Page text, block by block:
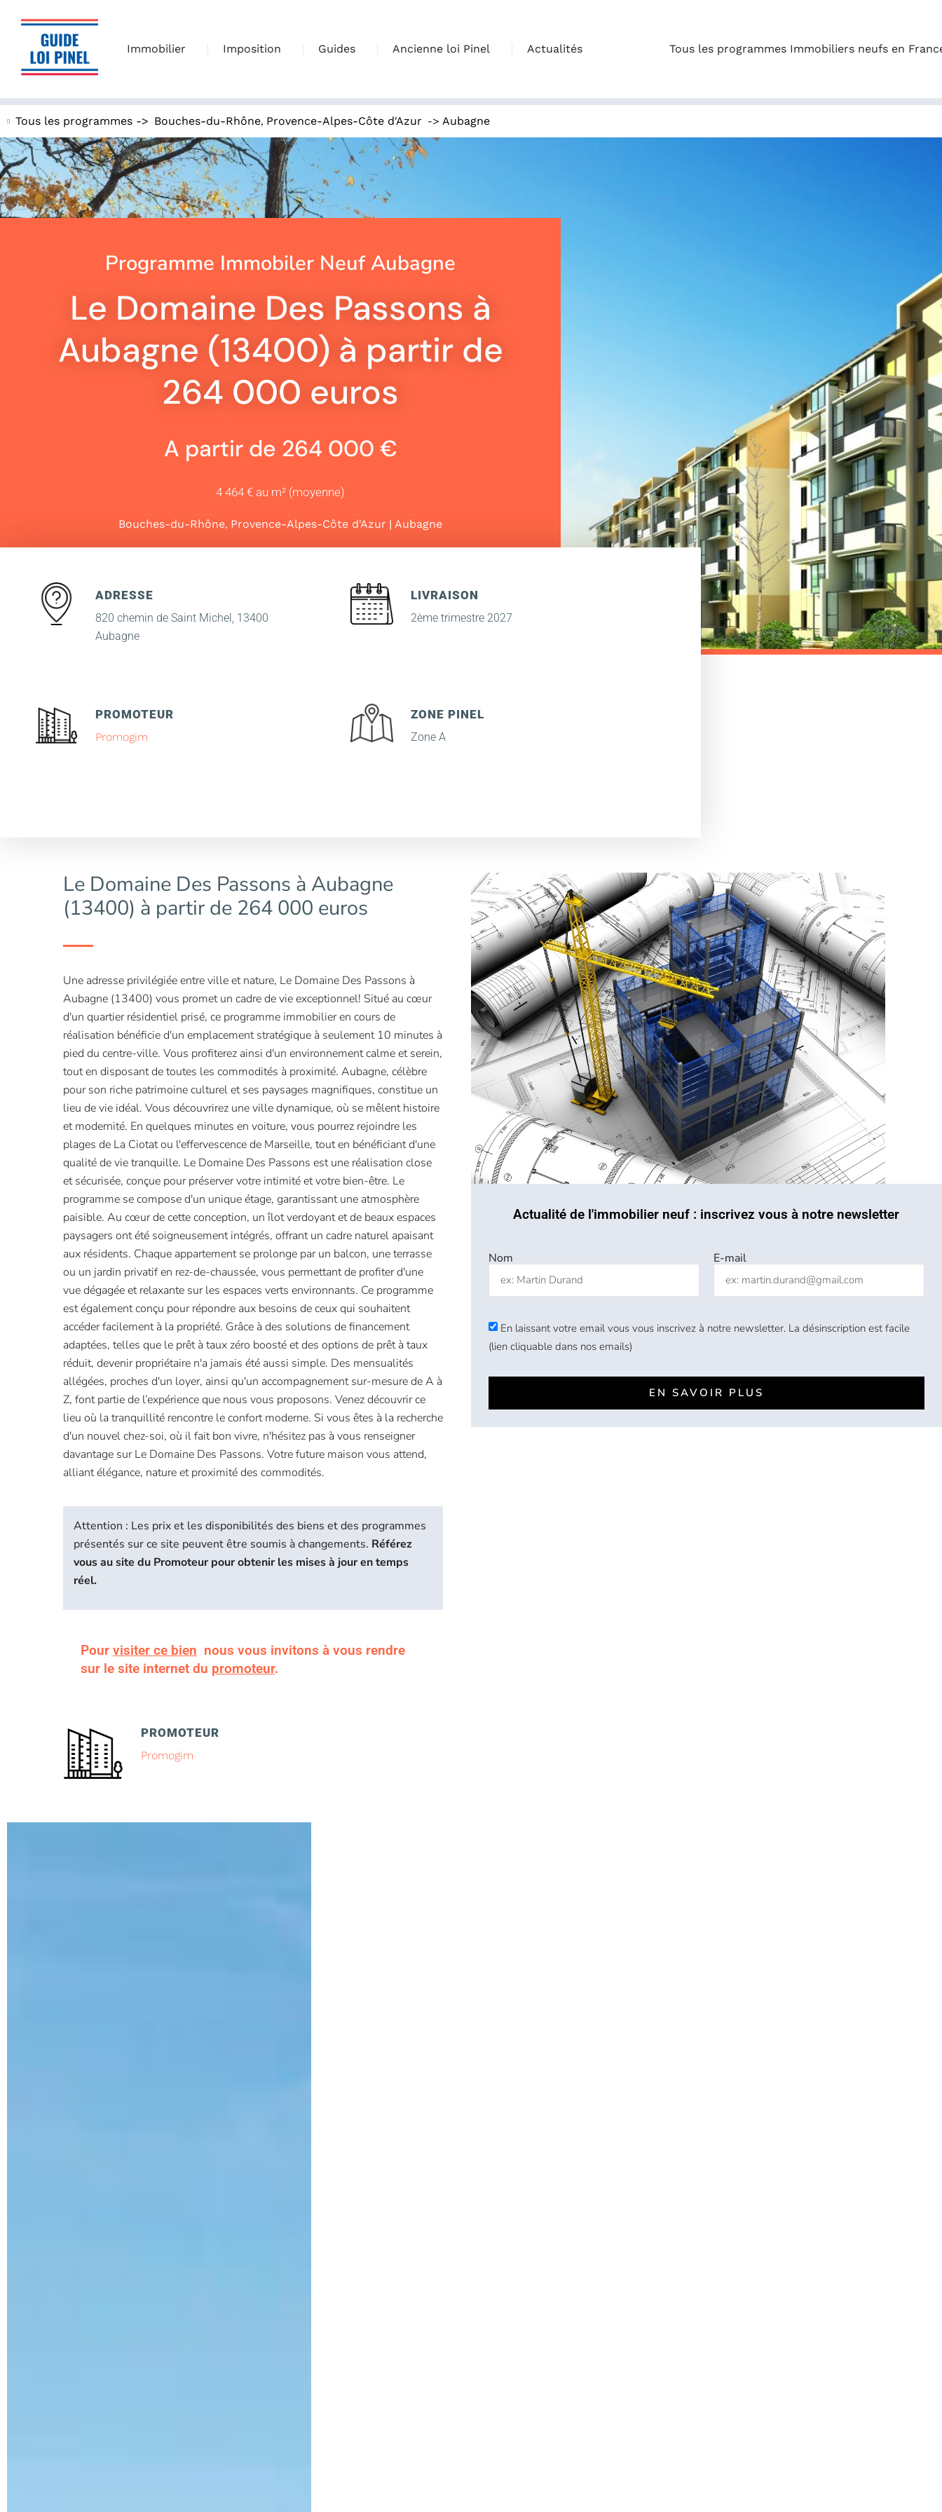
Immobilier Imposition Guides Ancienne loi Pinel Actualités Tous les programmes Immobiliers neufs en
Tous les programmes -> Bouches-du-Rhône, Provence-Alpes-Côte d'Azur -> Aubagne
Programme Immobiler Neuf Aubagne
Le Domaine Des Passons à
Aubagne (13400) à partir de
264 000 euros
A partir de 264 000 €
4 464 € au m² (moyenne)
Bouches-du-Rhône, Provence-Alpes-Côte d'Azur | Aubagne
ADRESSE
820 chemin de Saint Michel, 13400
Aubagne
LIVRAISON
2ème trimestre 2027
PROMOTEUR
Promogim
ZONE PINEL
Zone A
Le Domaine Des Passons à Aubagne
(13400) à partir de 264 000 euros
Une adresse privilégiée entre ville et nature, Le Domaine Des Passons à
Aubagne (13400) vous promet un cadre de vie exceptionnel! Situé au cœur
d'un quartier résidentiel prisé, ce programme immobilier en cours de
réalisation bénéficie d'un emplacement stratégique à seulement 10 minutes à
pied du centre-ville. Vous profiterez ainsi d'un environnement calme et serein,
tout en disposant de toutes les commodités à proximité. Aubagne, célèbre
pour son riche patrimoine culturel et ses paysages magnifiques, constitue un
lieu de vie idéal. Vous découvrirez une ville dynamique, où se mêlent histoire
et modernité. En quelques minutes en voiture, vous pourrez rejoindre les
plages de La Ciotat ou l'effervescence de Marseille, tout en bénéficiant d'une
qualité de vie tranquille. Le Domaine Des Passons est une réalisation close
et sécurisée, conçue pour préserver votre intimité et votre bien-être. Le
programme se compose d'un unique étage, garantissant une atmosphère
paisible. Au cœur de cette conception, un îlot verdoyant et de beaux espaces
paysagers ont été soigneusement intégrés, offrant un cadre naturel apaisant
aux résidents. Chaque appartement se prolonge par un balcon, une terrasse
ou un jardin privatif en rez-de-chaussée, vous permettant de profiter d'une
vue dégagée et relaxante sur les espaces verts environnants. Ce programme
est également conçu pour répondre aux besoins de ceux qui souhaitent
accéder facilement à la propriété. Grâce à des solutions de financement
adaptées, telles que le prêt à taux zéro boosté et des options de prêt à taux
réduit, devenir propriétaire n'a jamais été aussi simple. Des mensualités
allégées, proches d'un loyer, ainsi qu'un accompagnement sur-mesure de A à
Z, font partie de l’expérience que nous vous proposons. Venez découvrir ce
lieu où la tranquillité rencontre le confort moderne. Si vous êtes à la recherche
d'un nouvel chez-soi, où il fait bon vivre, n'hésitez pas à vous renseigner
davantage sur Le Domaine Des Passons. Votre future maison vous attend,
alliant élégance, nature et proximité des commodités.
Attention : Les prix et les disponibilités des biens et des programmes
présentés sur ce site peuvent être soumis à changements. Référez
vous au site du Promoteur pour obtenir les mises à jour en temps
réel.
Pour visiter ce bien nous vous invitons à vous rendre
sur le site internet du promoteur.
PROMOTEUR
Promogim
Actualité de l'immobilier neuf : inscrivez vous à notre newsletter
Nom E-mail
En laissant votre email vous vous inscrivez à notre newsletter. La désinscription est facile
(lien cliquable dans nos emails)
EN SAVOIR PLUS